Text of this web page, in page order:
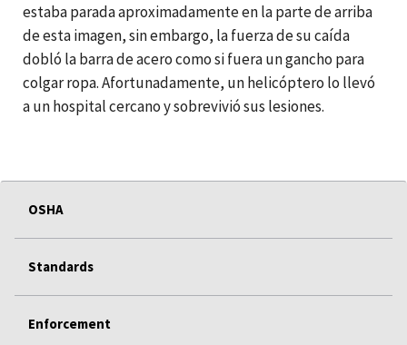
estaba parada aproximadamente en la parte de arriba
de esta imagen, sin embargo, la fuerza de su caída
dobló la barra de acero como si fuera un gancho para
colgar ropa. Afortunadamente, un helicóptero lo llevó
a un hospital cercano y sobrevivió sus lesiones.
OSHA
Standards
Enforcement